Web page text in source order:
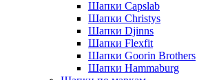
Шапки Capslab
Шапки Christys
Шапки Djinns
Шапки Flexfit
Шапки Goorin Brothers
Шапки Hammaburg